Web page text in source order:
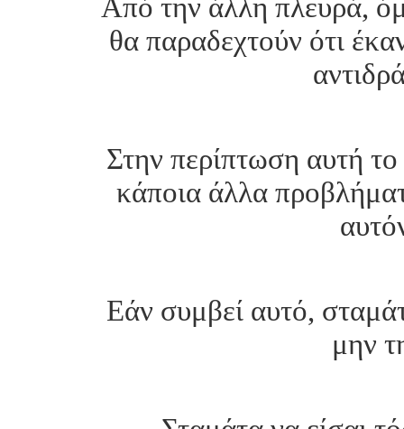
Από την άλλη πλευρά,
θα παραδεχτούν ότι
Στην περίπτωση αυτή το
κάποια άλλα
Εάν συμβεί αυτό,
μην